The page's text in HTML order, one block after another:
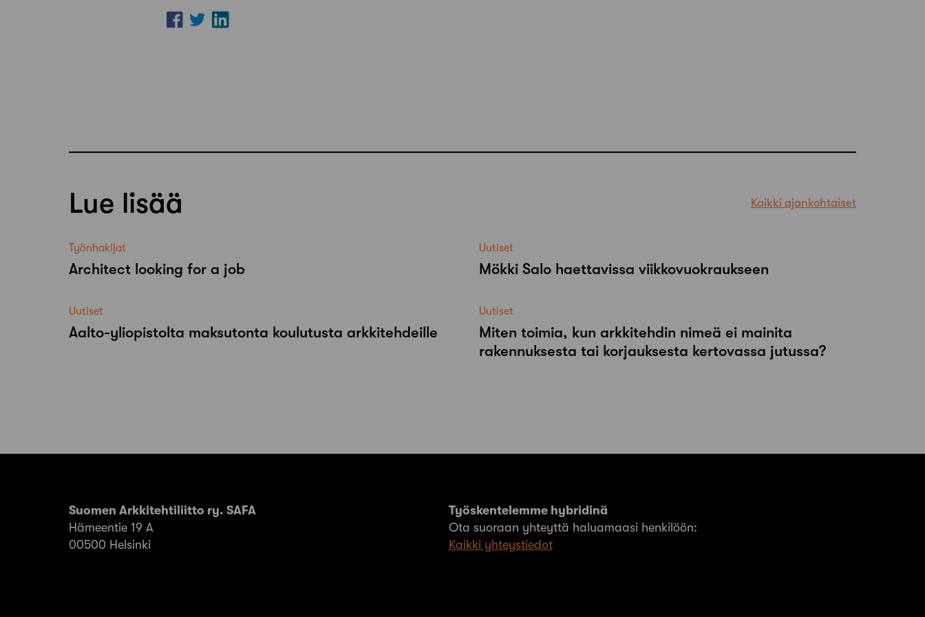
Lue lisää Kaikki ajankohtaiset
Työnhakijat
Architect looking for a job
Uutiset
Mökki Salo haettavissa viikkovuokraukseen
Uutiset
Aalto-​yliopistolta maksutonta koulutusta arkkitehdeille
Uutiset
Miten toimia, kun arkkitehdin nimeä ei mainita
rakennuksesta tai korjauksesta kertovassa jutussa?
Suomen Arkkitehtiliitto ry. SAFA
Hämeentie 19 A
00500 Helsinki
Työskentelemme hybridinä
Ota suoraan yhteyttä haluamaasi henkilöön:
Kaikki yhteystiedot